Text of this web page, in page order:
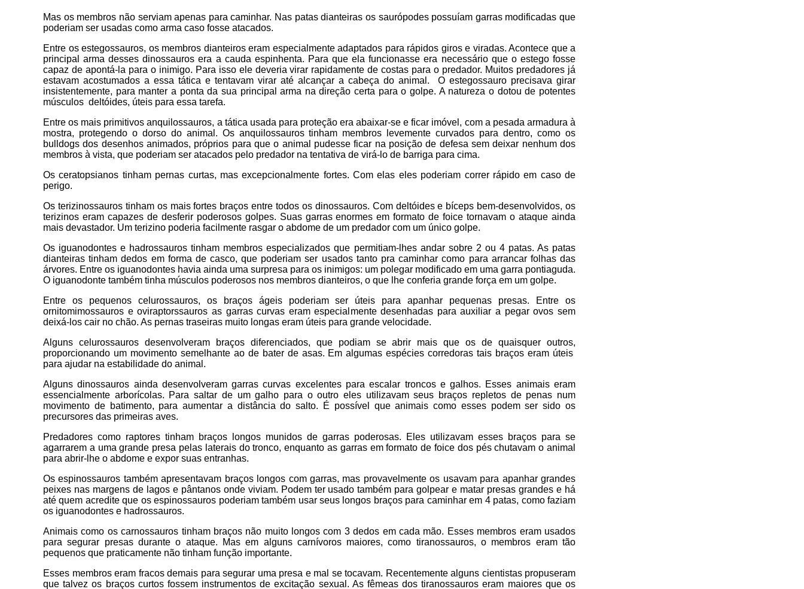
Mas os membros não serviam apenas para caminhar. Nas patas dianteiras os saurópodes possuíam garras modificadas que
poderiam ser usadas como arma caso fosse atacados.
Entre os estegossauros, os membros dianteiros eram especialmente adaptados para rápidos giros e viradas. Acontece que a
principal arma desses dinossauros era a cauda espinhenta. Para que ela funcionasse era necessário que o estego fosse
capaz de apontá-la para o inimigo. Para isso ele deveria virar rapidamente de costas para o predador. Muitos predadores já
estavam acostumados a essa tática e tentavam virar até alcançar a cabeça do animal. O estegossauro precisava girar
insistentemente, para manter a ponta da sua principal arma na direção certa para o golpe. A natureza o dotou de potentes
músculos deltóides, úteis para essa tarefa.
Entre os mais primitivos anquilossauros, a tática usada para proteção era abaixar-se e ficar imóvel, com a pesada armadura à
mostra, protegendo o dorso do animal. Os anquilossauros tinham membros levemente curvados para dentro, como os
bulldogs dos desenhos animados, próprios para que o animal pudesse ficar na posição de defesa sem deixar nenhum dos
membros à vista, que poderiam ser atacados pelo predador na tentativa de virá-lo de barriga para cima.
Os ceratopsianos tinham pernas curtas, mas excepcionalmente fortes. Com elas eles poderiam correr rápido em caso de
perigo.
Os terizinossauros tinham os mais fortes braços entre todos os dinossauros. Com deltóides e bíceps bem-desenvolvidos, os
terizinos eram capazes de desferir poderosos golpes. Suas garras enormes em formato de foice tornavam o ataque ainda
mais devastador. Um terizino poderia facilmente rasgar o abdome de um predador com um único golpe.
Os iguanodontes e hadrossauros tinham membros especializados que permitiam-lhes andar sobre 2 ou 4 patas. As patas
dianteiras tinham dedos em forma de casco, que poderiam ser usados tanto pra caminhar como para arrancar folhas das
árvores. Entre os iguanodontes havia ainda uma surpresa para os inimigos: um polegar modificado em uma garra pontiaguda.
O iguanodonte também tinha músculos poderosos nos membros dianteiros, o que lhe conferia grande força em um golpe.
Entre os pequenos celurossauros, os braços ágeis poderiam ser úteis para apanhar pequenas presas. Entre os
ornitomimossauros e oviraptorssauros as garras curvas eram especialmente desenhadas para auxiliar a pegar ovos sem
deixá-los cair no chão. As pernas traseiras muito longas eram úteis para grande velocidade.
Alguns celurossauros desenvolveram braços diferenciados, que podiam se abrir mais que os de quaisquer outros,
proporcionando um movimento semelhante ao de bater de asas. Em algumas espécies corredoras tais braços eram úteis
para ajudar na estabilidade do animal.
Alguns dinossauros ainda desenvolveram garras curvas excelentes para escalar troncos e galhos. Esses animais eram
essencialmente arborícolas. Para saltar de um galho para o outro eles utilizavam seus braços repletos de penas num
movimento de batimento, para aumentar a distância do salto. É possível que animais como esses podem ser sido os
precursores das primeiras aves.
Predadores como raptores tinham braços longos munidos de garras poderosas. Eles utilizavam esses braços para se
agarrarem a uma grande presa pelas laterais do tronco, enquanto as garras em formato de foice dos pés chutavam o animal
para abrir-lhe o abdome e expor suas entranhas.
Os espinossauros também apresentavam braços longos com garras, mas provavelmente os usavam para apanhar grandes
peixes nas margens de lagos e pântanos onde viviam. Podem ter usado também para golpear e matar presas grandes e há
até quem acredite que os espinossauros poderiam também usar seus longos braços para caminhar em 4 patas, como faziam
os iguanodontes e hadrossauros.
Animais como os carnossauros tinham braços não muito longos com 3 dedos em cada mão. Esses membros eram usados
para segurar presas durante o ataque. Mas em alguns carnívoros maiores, como tiranossauros, o membros eram tão
pequenos que praticamente não tinham função importante.
Esses membros eram fracos demais para segurar uma presa e mal se tocavam. Recentemente alguns cientistas propuseram
que talvez os braços curtos fossem instrumentos de excitação sexual. As fêmeas dos tiranossauros eram maiores que os